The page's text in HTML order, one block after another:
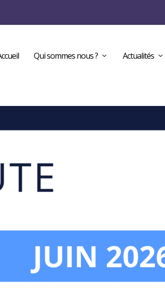
Qui sommes nous ? Actualités